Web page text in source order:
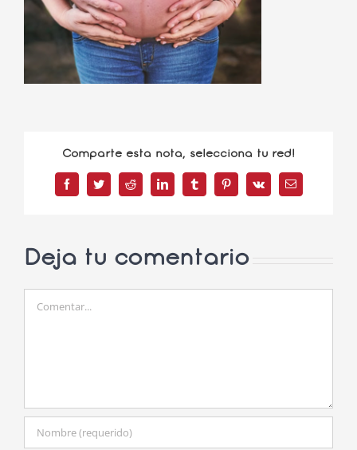
Comparte esta nota, selecciona tu red!
FacebookTwitterReddit LinkedInTumblrPinterest
Vk
Correo
electrónico
Deja tu comentario